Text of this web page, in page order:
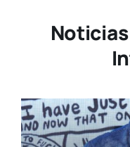
Noticias